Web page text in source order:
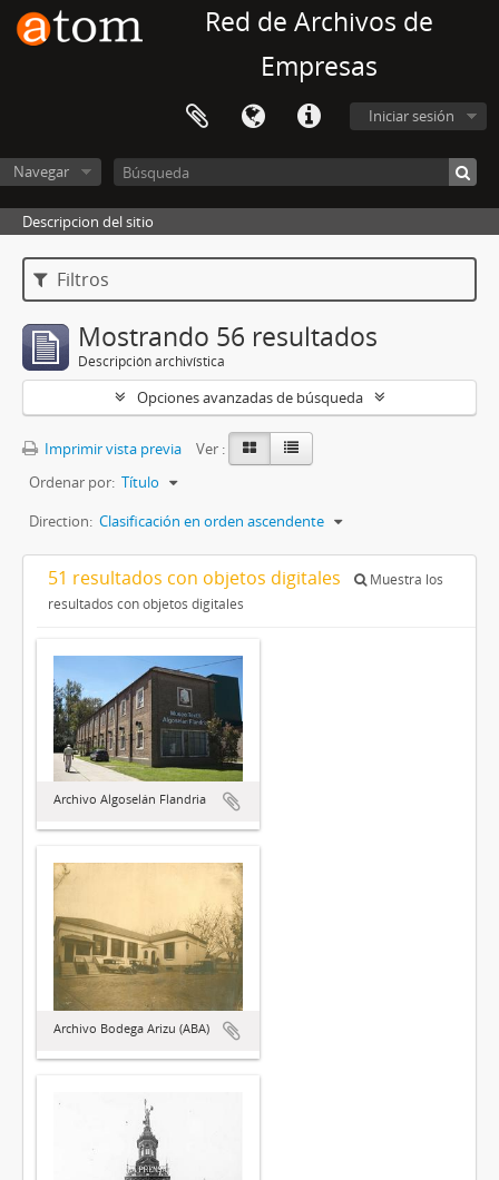
Red de Archivos de
Empresas
Iniciar sesión
Navegar
Descripcion del sitio
Filtros
Mostrando 56 resultados
Descripción archivística
Opciones avanzadas de búsqueda
Imprimir vista previa
Ver :
Ordenar por: Título
Direction: Clasificación en orden ascendente
51 resultados con objetos digitales
Muestra los
resultados con objetos digitales
Archivo Algoselán Flandria
Archivo Bodega Arizu (ABA)